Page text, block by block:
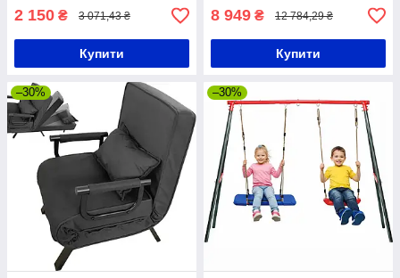
2 150 ₴ 3 071,43 ₴
Купити
8 949 ₴ 12 784,29 ₴
Купити
–30% –30%